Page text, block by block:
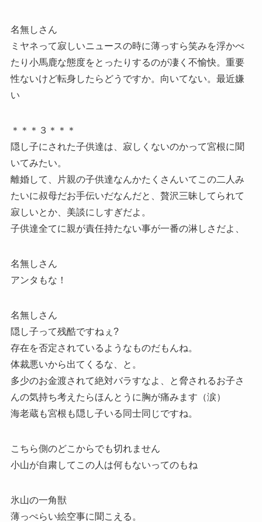
名無しさん
ミヤネって寂しいニュースの時に薄っすら笑みを浮かべ
たり小馬鹿な態度をとったりするのが凄く不愉快。重要
性ないけど転身したらどうですか。向いてない。最近嫌
い
＊＊＊３＊＊＊
隠し子にされた子供達は、寂しくないのかって宮根に聞
いてみたい。
離婚して、片親の子供達なんかたくさんいてこの二人み
たいに叔母だお手伝いだなんだと、贅沢三昧してられて
寂しいとか、美談にしすぎだよ。
子供達全てに親が責任持たない事が一番の淋しさだよ、
名無しさん
アンタもな！
名無しさん
隠し子って残酷ですねぇ?
存在を否定されているようなものだもんね。
体裁悪いから出てくるな、と。
多少のお金渡されて絶対バラすなよ、と脅されるお子さ
んの気持ち考えたらほんとうに胸が痛みます（涙）
海老蔵も宮根も隠し子いる同士同じですね。
こちら側のどこからでも切れません
小山が自粛してこの人は何もないってのもね
氷山の一角獣
薄っぺらい絵空事に聞こえる。